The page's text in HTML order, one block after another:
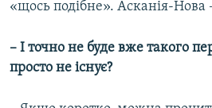
«щось подібне». Асканія-Нова
– І точно не буде вже такого
просто не існує?